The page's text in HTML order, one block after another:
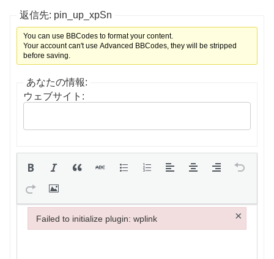
返信先: pin_up_xpSn
You can use BBCodes to format your content.
Your account can't use Advanced BBCodes, they will be stripped
before saving.
あなたの情報:
ウェブサイト:
Failed to initialize plugin: wplink ×
Failed to initialize plugin: wplink